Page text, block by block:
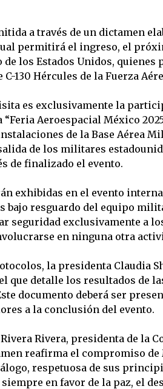
a través de un dictamen
permitirá el ingreso, el
los Estados Unidos,
130 Hércules de la Fuerza
es exclusivamente la
“Feria Aeroespacial México
de la Base Aérea
de los militares
de finalizado el evento.
exhibidas en el evento
bajo resguardo del equipo
seguridad exclusivamente a
en ninguna otra
la presidenta Claudia
que detalle los resultados de
documento deberá ser
a la conclusión del evento.
Rivera, presidenta de la
reafirma el compromiso
respetuosa de sus
en favor de la paz, el